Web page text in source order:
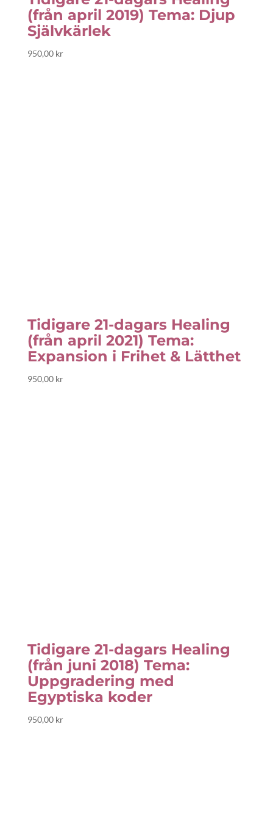
(från april 2019) Tema: Djup
Självkärlek
950,00 kr
Tidigare 21-dagars Healing
(från april 2021) Tema:
Expansion i Frihet & Lätthet
950,00 kr
Tidigare 21-dagars Healing
(från juni 2018) Tema:
Uppgradering med
Egyptiska koder
950,00 kr